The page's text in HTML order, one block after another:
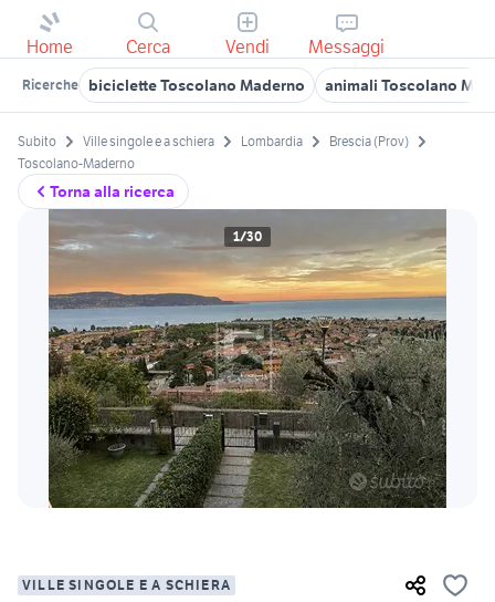
Home Cerca Vendi Messaggi
Ricerche biciclette Toscolano Maderno animali Toscolano
Torna alla ricerca
Subito Ville singole e a schiera Lombardia
Brescia (Prov)
Toscolano-Maderno
1/30
VILLE SINGOLE E A SCHIERA